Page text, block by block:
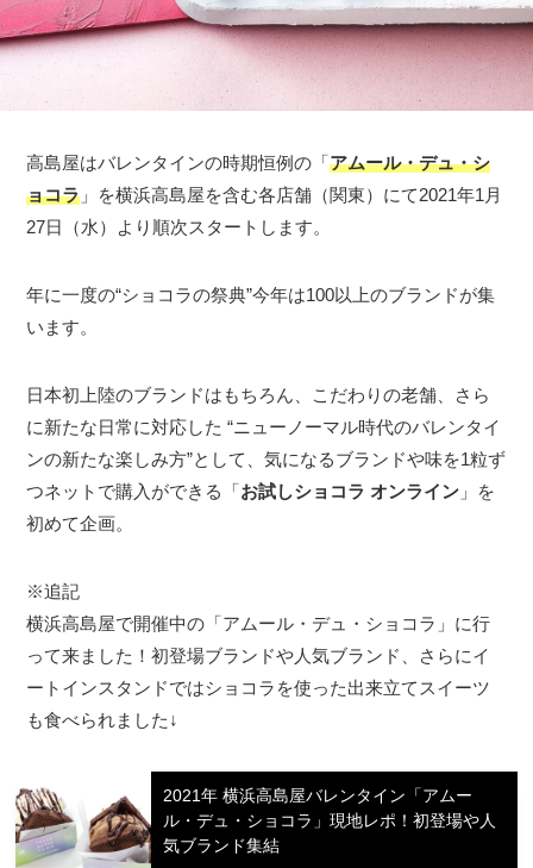
高島屋はバレンタインの時期恒例の「アムール・デュ・シ
ョコラ 」を横浜高島屋を含む各店舗（関東）にて2021年1月
27日（水）より順次スタートします。
年に一度の“ショコラの祭典”今年は100以上のブランドが集
います。
日本初上陸のブランドはもちろん、こだわりの老舗、さら
に新たな日常に対応した “ニューノーマル時代のバレンタイ
ンの新たな楽しみ方”として、気になるブランドや味を1粒ず
つネットで購入ができる「お試しショコラ オンライン 」を
初めて企画。
※追記
横浜高島屋で開催中の「アムール・デュ・ショコラ」に行
って来ました！初登場ブランドや人気ブランド、さらにイ
ートインスタンドではショコラを使った出来立てスイーツ
も食べられました↓
2021年 横浜高島屋バレンタイン「アムー
ル・デュ・ショコラ」現地レポ！初登場や人
気ブランド集結